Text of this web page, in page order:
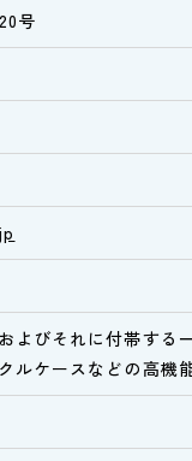
号
よびそれに付帯する
ルケースなどの高機